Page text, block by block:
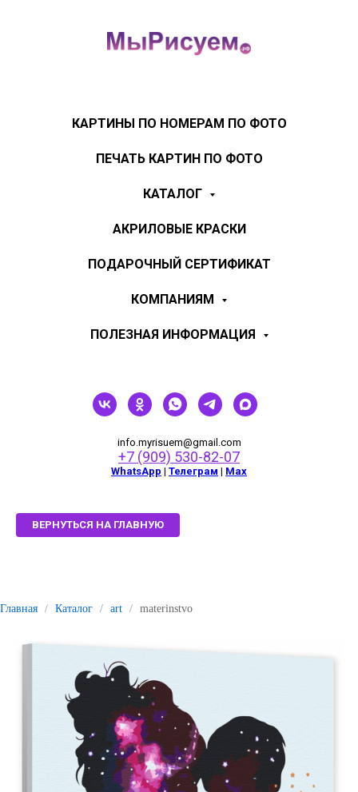
КАРТИНЫ ПО НОМЕРАМ ПО ФОТО
ПЕЧАТЬ КАРТИН ПО ФОТО
КАТАЛОГ
АКРИЛОВЫЕ КРАСКИ
ПОДАРОЧНЫЙ СЕРТИФИКАТ
КОМПАНИЯМ
ПОЛЕЗНАЯ ИНФОРМАЦИЯ
info.myrisuem@gmail.com
+7 (909) 530-82-07
WhatsApp | Телеграм | Мах
ВЕРНУТЬСЯ НА ГЛАВНУЮ
Главная / Каталог / art / materinstvo